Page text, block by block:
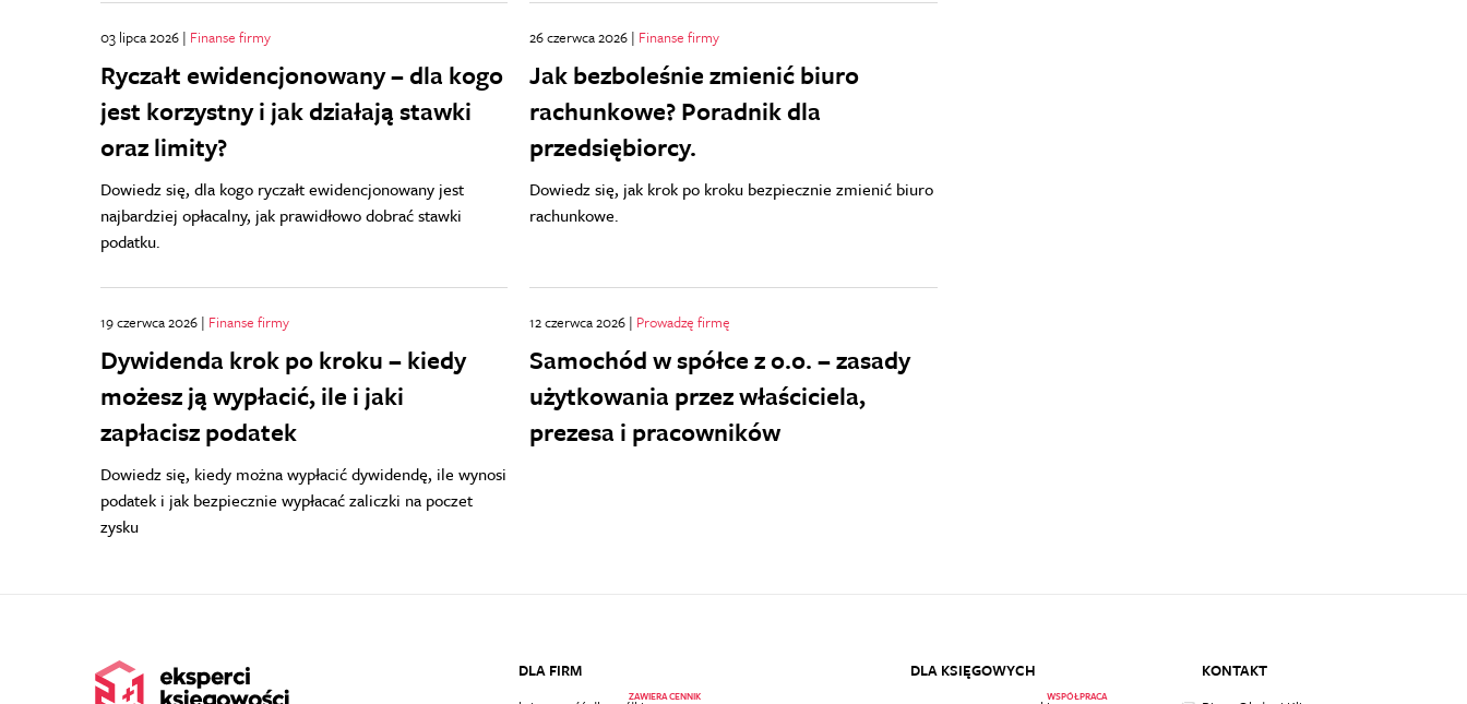
03 lipca 2026 | Finanse firmy
Ryczałt ewidencjonowany – dla kogo
jest korzystny i jak działają stawki
oraz limity?
Dowiedz się, dla kogo ryczałt ewidencjonowany jest
najbardziej opłacalny, jak prawidłowo dobrać stawki
podatku.
26 czerwca 2026 | Finanse firmy
Jak bezboleśnie zmienić biuro
rachunkowe? Poradnik dla
przedsiębiorcy.
Dowiedz się, jak krok po kroku bezpiecznie zmienić biuro
rachunkowe.
19 czerwca 2026 | Finanse firmy
Dywidenda krok po kroku – kiedy
możesz ją wypłacić, ile i jaki
zapłacisz podatek
Dowiedz się, kiedy można wypłacić dywidendę, ile wynosi
podatek i jak bezpiecznie wypłacać zaliczki na poczet
zysku
12 czerwca 2026 | Prowadzę firmę
Samochód w spółce z o.o. – zasady
użytkowania przez właściciela,
prezesa i pracowników
DLA FIRM
ZAWIERA CENNIK
DLA KSIĘGOWYCH
WSPÓŁPRACA
KONTAKT